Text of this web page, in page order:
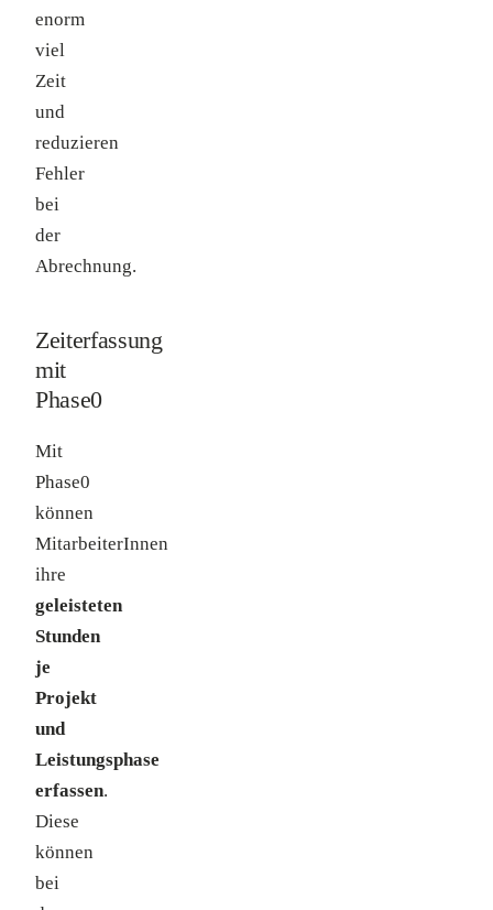
enorm
viel
Zeit
und
reduzieren
Fehler
bei
der
Abrechnung.
Zeiterfassung
mit
Phase0
Mit
Phase0
können
MitarbeiterInnen
ihre
geleisteten
Stunden
je
Projekt
und
Leistungsphase
erfassen.
Diese
können
bei